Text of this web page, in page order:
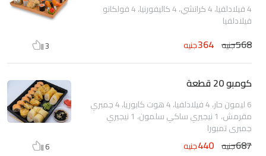
4 فيلادلفيا، 4 كرانشي، 4 كاليفورنيا، 4 فولكانو
فيلادلفيا
568جنيه 364جنيه 3
كومبو 20 قطعة
6 ليمون حار، 4 فيلادلفيا، 4 هوت كابوريا، 4 جمبري
مقرمش، 1 نيجيري ساكي سلمون، 1 نيجيري
جمبري تمبورا
687جنيه 440جنيه 6